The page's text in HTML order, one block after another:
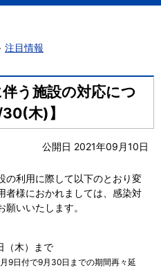
注目情報
う施設の対応につ
木)】
公開日 2021年09月10日
の利用に際して以下のとおり変
者様におかれましては、感染対
いいたします。
（木）まで
9日付で9月30日までの期間再々延